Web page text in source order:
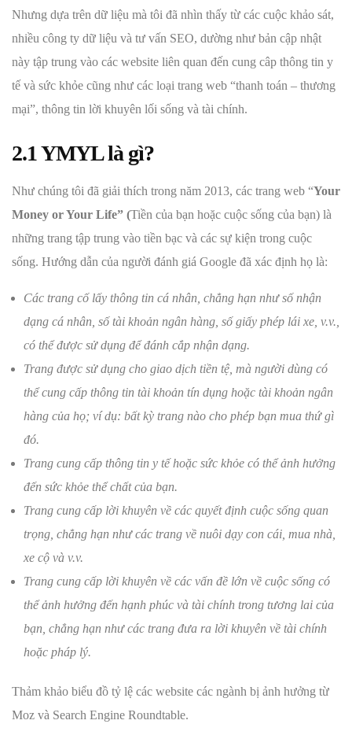
Nhưng dựa trên dữ liệu mà tôi đã nhìn thấy từ các cuộc khảo sát,
nhiều công ty dữ liệu và tư vấn SEO, dường như bản cập nhật
này tập trung vào các website liên quan đến cung câp thông tin y
tế và sức khỏe cũng như các loại trang web “thanh toán – thương
mại”, thông tin lời khuyên lối sống và tài chính.
2.1 YMYL là gì?
Như chúng tôi đã giải thích trong năm 2013, các trang web “Your
Money or Your Life” (Tiền của bạn hoặc cuộc sống của bạn) là
những trang tập trung vào tiền bạc và các sự kiện trong cuộc
sống. Hướng dẫn của người đánh giá Google đã xác định họ là:
Các trang cố lấy thông tin cá nhân, chẳng hạn như số nhận
dạng cá nhân, số tài khoản ngân hàng, số giấy phép lái xe, v.v.,
có thể được sử dụng để đánh cắp nhận dạng.
Trang được sử dụng cho giao dịch tiền tệ, mà người dùng có
thể cung cấp thông tin tài khoản tín dụng hoặc tài khoản ngân
hàng của họ; ví dụ: bất kỳ trang nào cho phép bạn mua thứ gì
đó.
Trang cung cấp thông tin y tế hoặc sức khỏe có thể ảnh hưởng
đến sức khỏe thể chất của bạn.
Trang cung cấp lời khuyên về các quyết định cuộc sống quan
trọng, chẳng hạn như các trang về nuôi dạy con cái, mua nhà,
xe cộ và v.v.
Trang cung cấp lời khuyên về các vấn đề lớn về cuộc sống có
thể ảnh hưởng đến hạnh phúc và tài chính trong tương lai của
bạn, chẳng hạn như các trang đưa ra lời khuyên về tài chính
hoặc pháp lý.
Thảm khảo biểu đồ tỷ lệ các website các ngành bị ảnh hưởng từ
Moz và Search Engine Roundtable.